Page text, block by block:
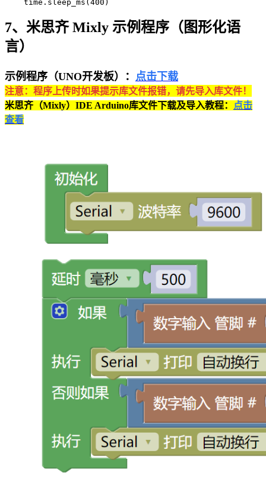
    time.sleep_ms(400)
7、米思齐 Mixly 示例程序（图形化语
言）
示例程序（UNO开发板）： 点击下载
注意：程序上传时如果提示库文件报错，请先导入库文件！
米思齐（Mixly）IDE Arduino库文件下载及导入教程：
点击
查看